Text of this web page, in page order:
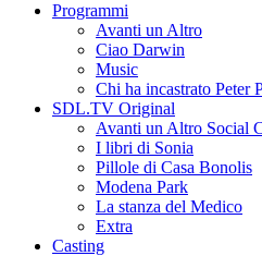
Programmi
Avanti un Altro
Ciao Darwin
Music
Chi ha incastrato Peter
SDL.TV Original
Avanti un Altro Social
I libri di Sonia
Pillole di Casa Bonolis
Modena Park
La stanza del Medico
Extra
Casting